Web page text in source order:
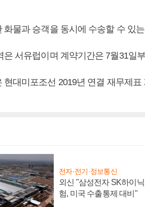
화물과 승객을 동시에 수송할 수 있
은 서유럽이며 계약기간은 7월31일
현대미포조선 2019년 연결 재무제
전자·전기·정보통신
외신 "삼성전자 SK하이
험, 미국 수출통제 대비"